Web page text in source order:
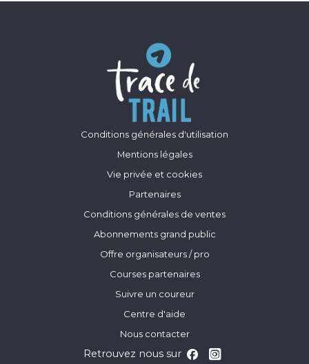
Conditions générales d'utilisation
Mentions légales
Vie privée et cookies
Partenaires
Conditions générales de ventes
Abonnements grand public
Offre organisateurs / pro
Courses partenaires
Suivre un coureur
Centre d'aide
Nous contacter
Retrouvez nous sur